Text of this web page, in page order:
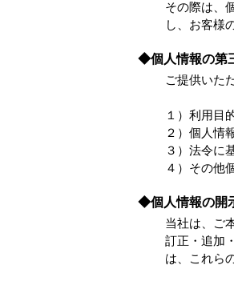
その際は、
し、お客様
◆個人情報の第
ご提供いた
１）利用目
２）個人情
３）法令に
４）その他
◆個人情報の開
当社は、ご
訂正・追加
は、これら